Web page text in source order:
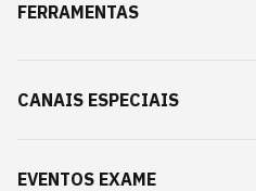
FERRAMENTAS
CANAIS ESPECIAIS
EVENTOS EXAME